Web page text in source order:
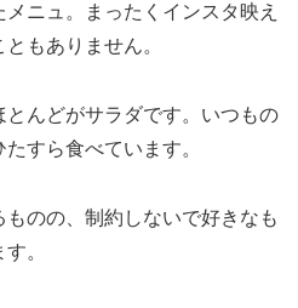
ニュ。まったくインスタ映え
もありません。
んどがサラダです。いつもの
すら食べています。
のの、制約しないで好きなも
。